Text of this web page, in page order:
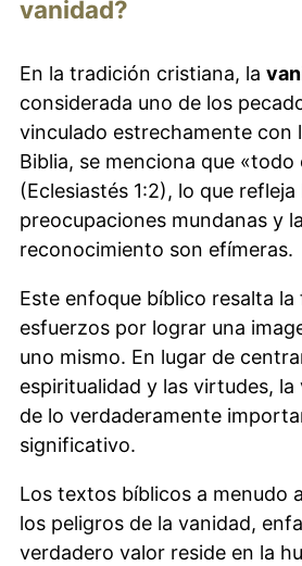
vanidad?
En la tradición cristiana, la
considerada uno de los
vinculado estrechamente con
Biblia, se menciona que «todo
(Eclesiastés 1:2), lo que
preocupaciones mundanas y
reconocimiento son efímeras.
Este enfoque bíblico resalta
esfuerzos por lograr una
uno mismo. En lugar de
espiritualidad y las virtudes, la
de lo verdaderamente
significativo.
Los textos bíblicos a menudo
los peligros de la vanidad,
verdadero valor reside en la